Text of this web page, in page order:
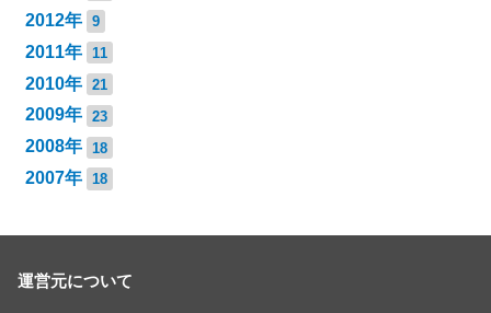
2012年 9
2011年 11
2010年 21
2009年 23
2008年 18
2007年 18
運営元について